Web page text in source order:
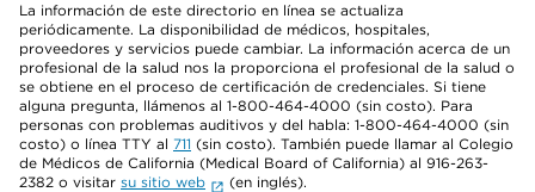
La información de este directorio en línea se actualiza
periódicamente. La disponibilidad de médicos, hospitales,
proveedores y servicios puede cambiar. La información acerca de un
profesional de la salud nos la proporciona el profesional de la salud o
se obtiene en el proceso de certificación de credenciales. Si tiene
alguna pregunta, llámenos al 1-800-464-4000 (sin costo). Para
personas con problemas auditivos y del habla: 1-800-464-4000 (sin
costo) o línea TTY al 711 (sin costo). También puede llamar al Colegio
de Médicos de California (Medical Board of California) al 916-263-
2382 o visitar su sitio web
(en inglés).